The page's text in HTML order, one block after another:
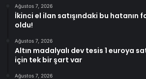
Ağustos 7, 2026
İkinci el ilan satışındaki bu hatanın
oldu!
Ağustos 7, 2026
Altın madalyalı dev tesis 1 euroya
için tek bir şart var
Ağustos 7, 2026